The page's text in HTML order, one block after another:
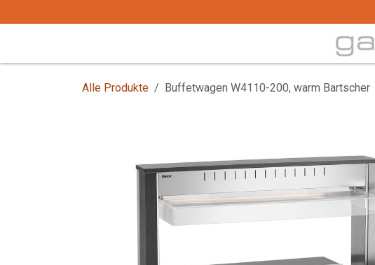
Alle Produkte Buffetwagen W4110-200, warm Bartscher